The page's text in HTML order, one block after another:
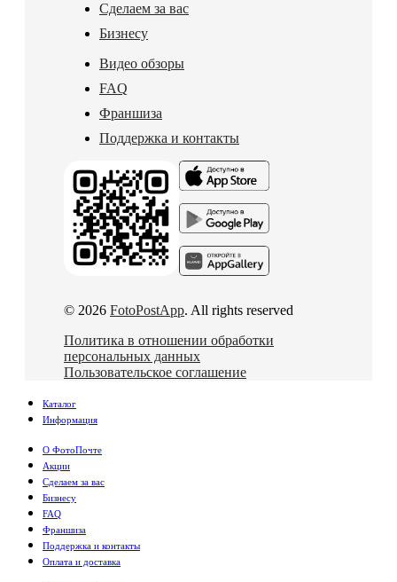
Сделаем за вас
Бизнесу
Видео обзоры
FAQ
Франшиза
Поддержка и контакты
© 2026 FotoPostApp. All rights reserved
Политика в отношении обработки
персональных данных
Пользовательское соглашение
Каталог
Информация
О ФотоПочте
Акции
Сделаем за вас
Бизнесу
FAQ
Франшиза
Поддержка и контакты
Оплата и доставка